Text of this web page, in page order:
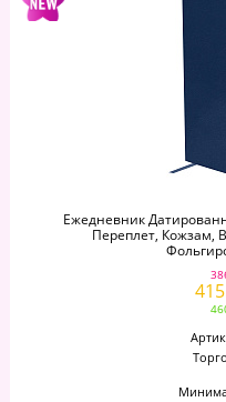
Ежедневник
Переплет, Кожзам,